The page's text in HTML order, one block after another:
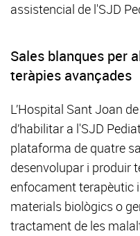
assistencial de l'SJD
Sales blanques per
teràpies avançades
L’Hospital Sant Joan
d’habilitar a l'SJD
plataforma de quatre
desenvolupar i produir
enfocament terapèutic
materials biològics o
tractament de les